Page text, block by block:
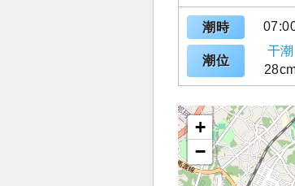
潮時
潮位
干潮
+
−